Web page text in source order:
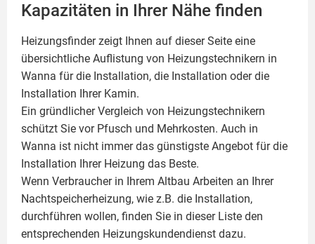
Kapazitäten in Ihrer Nähe finden
Heizungsfinder zeigt Ihnen auf dieser Seite eine
übersichtliche Auflistung von Heizungstechnikern in
Wanna für die Installation, die Installation oder die
Installation Ihrer Kamin.
Ein gründlicher Vergleich von Heizungstechnikern
schützt Sie vor Pfusch und Mehrkosten. Auch in
Wanna ist nicht immer das günstigste Angebot für die
Installation Ihrer Heizung das Beste.
Wenn Verbraucher in Ihrem Altbau Arbeiten an Ihrer
Nachtspeicherheizung, wie z.B. die Installation,
durchführen wollen, finden Sie in dieser Liste den
entsprechenden Heizungskundendienst dazu.